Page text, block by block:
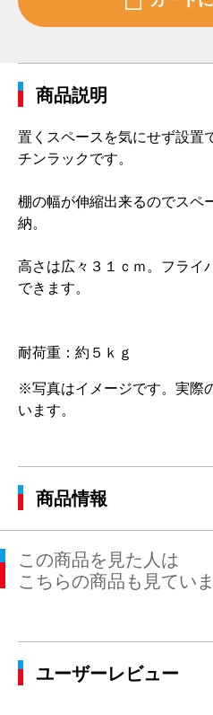
商品説明
置くスペースを気にせず設置
チンラックです。
棚の幅が伸縮出来るのでスペ
納。
高さは広々３１ｃｍ。フライ
できます。
耐荷重：約５ｋｇ
※写真はイメージです。実際
います。
商品情報
この商品を見た人は
こちらの商品も見てい
ユーザーレビュー